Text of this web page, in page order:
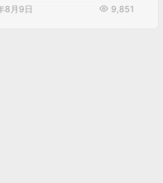
8月9日 9,851